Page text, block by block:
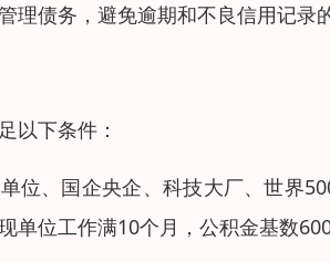
债务，避免逾期和不良信用记录
以下条件：
位、国企央企、科技大厂、世界
位工作满10个月，公积金基数